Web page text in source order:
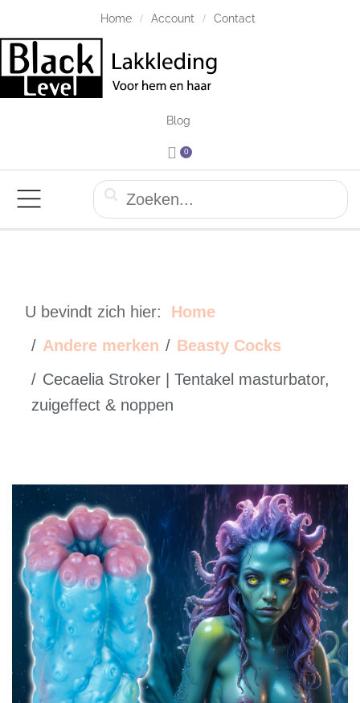
Home Account Contact
Blog
0
U bevindt zich hier: Home
Andere merken
Beasty Cocks
Cecaelia Stroker | Tentakel masturbator,
zuigeffect & noppen